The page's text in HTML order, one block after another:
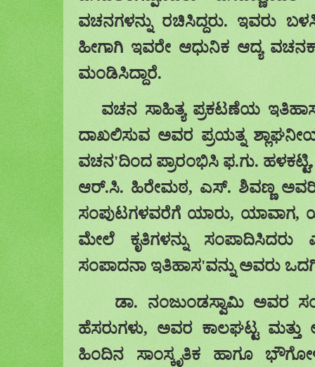
ವಚನಗಳನ್ನು ರಚಿಸಿದ್ದರು. ಇವರು
ಹೀಗಾಗಿ ಇವರೇ ಆಧುನಿಕ ಆದ್ಯ
ಮಂಡಿಸಿದ್ದಾರೆ.
ವಚನ ಸಾಹಿತ್ಯ ಪ್ರಕಟಣೆಯ
ದಾಖಲಿಸುವ ಅವರ ಪ್ರಯತ್ನ
ವಚನ'ದಿಂದ ಪ್ರಾರಂಭಿಸಿ ಫ.ಗು. ಹಳಕಟ್ಟಿ
ಆರ್.ಸಿ. ಹಿರೇಮಠ, ಎಸ್. ಶಿವಣ್ಣ
ಸಂಪುಟಗಳವರೆಗೆ ಯಾರು, ಯಾವಾಗ,
ಮೇಲೆ ಕೃತಿಗಳನ್ನು
ಸಂಪಾದನಾ ಇತಿಹಾಸ'ವನ್ನು ಅವರು
ಡಾ. ನಂಜುಂಡಸ್ವಾಮಿ ಅವರ
ಹೆಸರುಗಳು, ಅವರ ಕಾಲಘಟ್ಟ
ಹಿಂದಿನ ಸಾಂಸ್ಕೃತಿಕ ಹಾಗೂ